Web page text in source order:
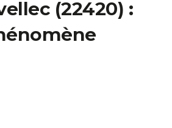
(22420) :